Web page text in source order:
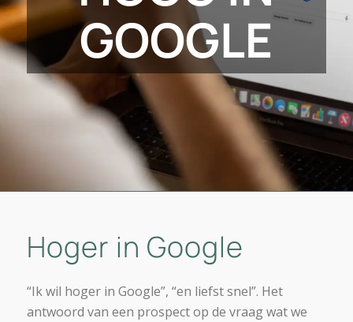
GOOGLE
Hoger in Google
“Ik wil hoger in Google”, “en liefst snel”. Het
antwoord van een prospect op de vraag wat we